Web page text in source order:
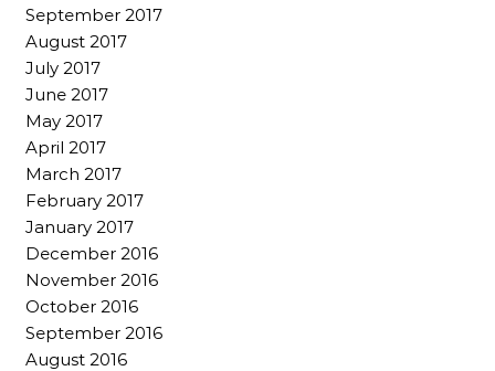
September 2017
August 2017
July 2017
June 2017
May 2017
April 2017
March 2017
February 2017
January 2017
December 2016
November 2016
October 2016
September 2016
August 2016